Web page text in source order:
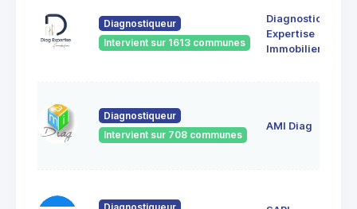
Diagnostiqueur
Intervient sur 1613 communes
Diagnostic
Expertise
Immobilier
Diagnostiqueur
Intervient sur 708 communes
AMI Diag
Diagnostiqueur